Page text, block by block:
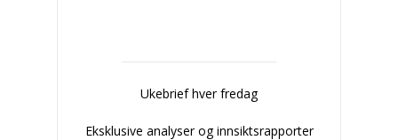
Ukebrief hver fredag
Eksklusive analyser og innsiktsrapporter